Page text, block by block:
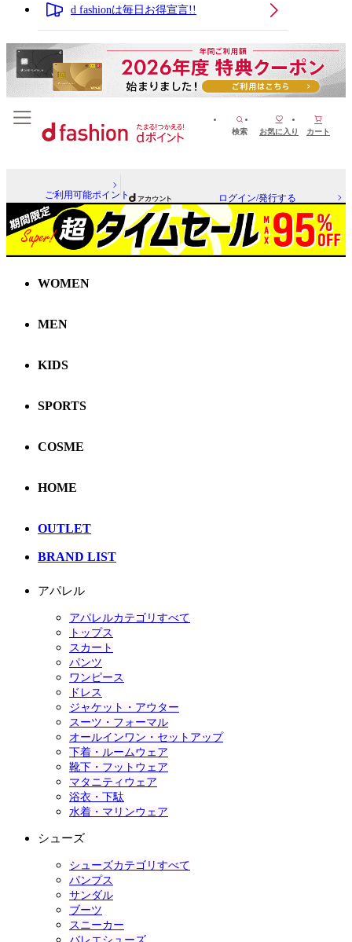
d fashionは毎日お得宣言!!
検索 お気に入り カート
ご利用可能ポイント ログイン/発行する
WOMEN
MEN
KIDS
SPORTS
COSME
HOME
OUTLET
BRAND LIST
アパレル
アパレルカテゴリすべて
トップス
スカート
パンツ
ワンピース
ドレス
ジャケット・アウター
スーツ・フォーマル
オールインワン・セットアップ
下着・ルームウェア
靴下・フットウェア
マタニティウェア
浴衣・下駄
水着・マリンウェア
シューズ
シューズカテゴリすべて
パンプス
サンダル
ブーツ
スニーカー